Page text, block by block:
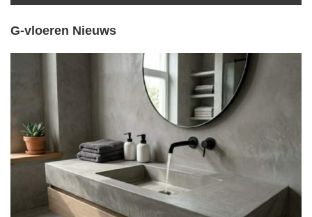
G-vloeren Nieuws